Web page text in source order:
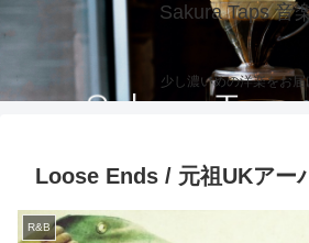
Sakura Taps 音
少し濃いめの洋楽をお
Loose Ends / 元祖UKアー
R&B